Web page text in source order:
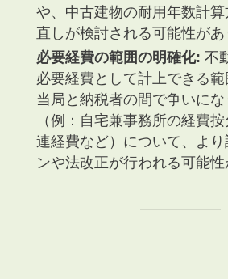
や、中古建物の耐用年数計
直しが検討される可能性があ
必要経費の範囲の明確化: 不
必要経費として計上できる
当局と納税者の間で争いにな
（例：自宅兼事務所の経費
連経費など）について、よ
ンや法改正が行われる可能性